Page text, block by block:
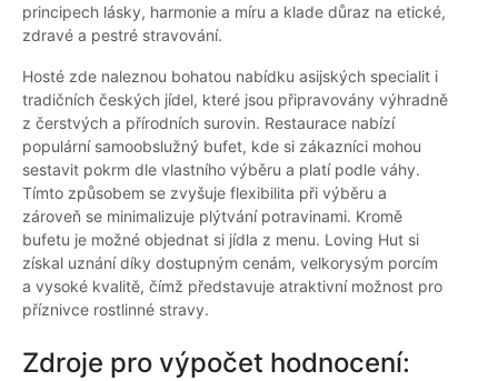
principech lásky, harmonie a míru a klade důraz na etické,
zdravé a pestré stravování.
Hosté zde naleznou bohatou nabídku asijských specialit i
tradičních českých jídel, které jsou připravovány výhradně
z čerstvých a přírodních surovin. Restaurace nabízí
populární samoobslužný bufet, kde si zákazníci mohou
sestavit pokrm dle vlastního výběru a platí podle váhy.
Tímto způsobem se zvyšuje flexibilita při výběru a
zároveň se minimalizuje plýtvání potravinami. Kromě
bufetu je možné objednat si jídla z menu. Loving Hut si
získal uznání díky dostupným cenám, velkorysým porcím
a vysoké kvalitě, čímž představuje atraktivní možnost pro
příznivce rostlinné stravy.
Zdroje pro výpočet hodnocení: